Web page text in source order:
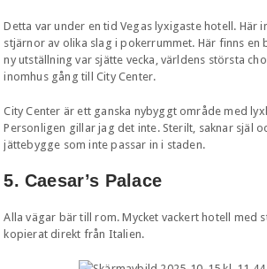
Detta var under en tid Vegas lyxigaste hotell. Här
stjärnor av olika slag i pokerrummet. Här finns en
ny utställning var sjätte vecka, världens största
inomhus gång till City Center.
City Center är ett ganska nybyggt område med
Personligen gillar jag det inte. Sterilt, saknar själ
jättebygge som inte passar in i staden.
5. Caesar’s Palace
Alla vägar bär till rom. Mycket vackert hotell med
kopierat direkt från Italien.